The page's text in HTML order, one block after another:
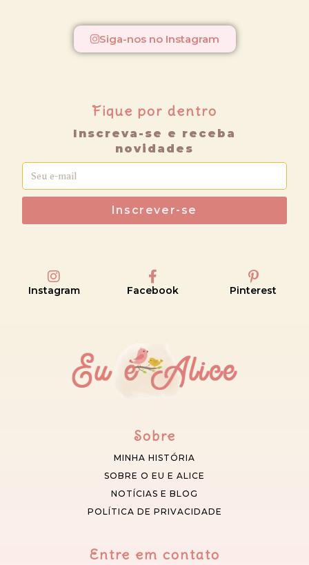
Siga-nos no Instagram
Fique por dentro
Inscreva-se e receba
novidades
Inscrever-se
Instagram Facebook Pinterest
Sobre
MINHA HISTÓRIA
SOBRE O EU E ALICE
NOTÍCIAS E BLOG
POLÍTICA DE PRIVACIDADE
Entre em contato